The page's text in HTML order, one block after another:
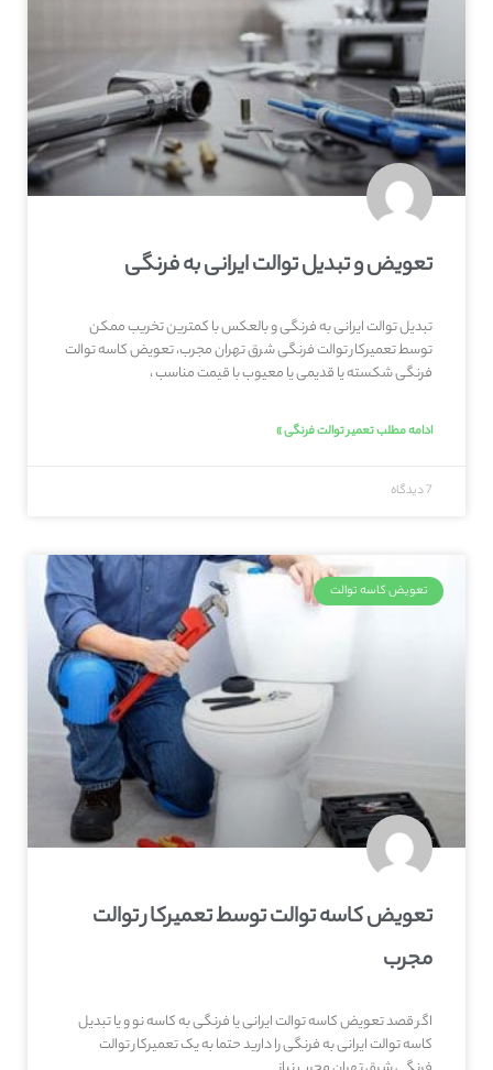
تعویض و تبدیل توالت ایرانی به فرنگی
تبدیل توالت ایرانی به فرنگی و بالعکس با کمترین تخریب ممکن
توسط تعمیرکار توالت فرنگی شرق تهران مجرب، تعویض کاسه توالت
فرنگی شکسته یا قدیمی یا معیوب با قیمت مناسب ،
ادامه مطلب تعمیر توالت فرنگی »
7 دیدگاه
تعویض کاسه توالت
تعویض کاسه توالت توسط تعمیرکار توالت
مجرب
اگر قصد تعویض کاسه توالت ایرانی یا فرنگی به کاسه نو و یا تبدیل
کاسه توالت ایرانی به فرنگی را دارید حتما به یک تعمیرکار توالت